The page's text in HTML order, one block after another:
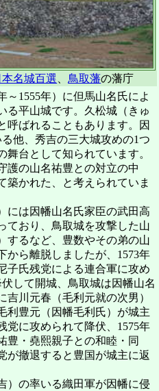
本名城百選 鳥取藩の藩庁
1555年）に但馬山名氏によ
る平山城です。久松城（きゅ
呼ばれることもあります。因
他、秀吉の三大城攻めの1つ
台として知られています。
の山名祐豊との対立の中
築かれた、と考えられていま
には因幡山名氏家臣の武田高
ており、鳥取城を攻撃した山
するなど、豊数やその弟の山
から離脱しましたが、1573年
子氏残党による連合軍に攻め
して開城、鳥取城は因幡山名
川元春（毛利元就の次男）
利豊元（因幡毛利氏）が城主
党に攻められて降伏、1575年
豊・堯熙親子との和睦・同
が撤退すると豊国が城主に返
）の率いる織田軍が因幡に侵